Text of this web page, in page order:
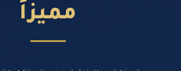
مميزاً